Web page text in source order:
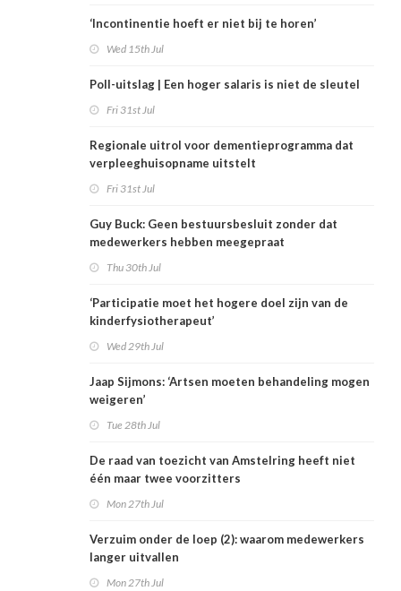
‘Incontinentie hoeft er niet bij te horen’
Wed 15th Jul
Poll-uitslag | Een hoger salaris is niet de sleutel
Fri 31st Jul
Regionale uitrol voor dementieprogramma dat
verpleeghuisopname uitstelt
Fri 31st Jul
Guy Buck: Geen bestuursbesluit zonder dat
medewerkers hebben meegepraat
Thu 30th Jul
‘Participatie moet het hogere doel zijn van de
kinderfysiotherapeut’
Wed 29th Jul
Jaap Sijmons: ‘Artsen moeten behandeling mogen
weigeren’
Tue 28th Jul
De raad van toezicht van Amstelring heeft niet
één maar twee voorzitters
Mon 27th Jul
Verzuim onder de loep (2): waarom medewerkers
langer uitvallen
Mon 27th Jul